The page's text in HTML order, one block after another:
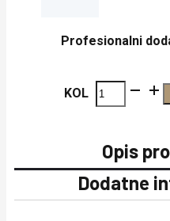
Profesionalni
KOL
Leister
drškom
količina
Opis
Dodatne